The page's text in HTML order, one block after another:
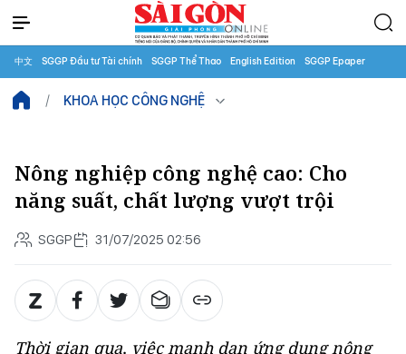
中文 SGGP Đầu tư Tài chính SGGP Thể Thao English Edition SGGP Epaper
KHOA HỌC CÔNG NGHỆ
Nông nghiệp công nghệ cao: Cho
năng suất, chất lượng vượt trội
SGGP 31/07/2025 02:56
Thời gian qua, việc mạnh dạn ứng dụng nông